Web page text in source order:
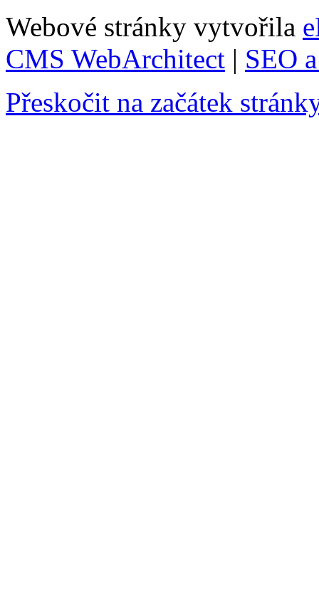
Webové stránky vytvořila
CMS WebArchitect | SEO
Přeskočit na začátek